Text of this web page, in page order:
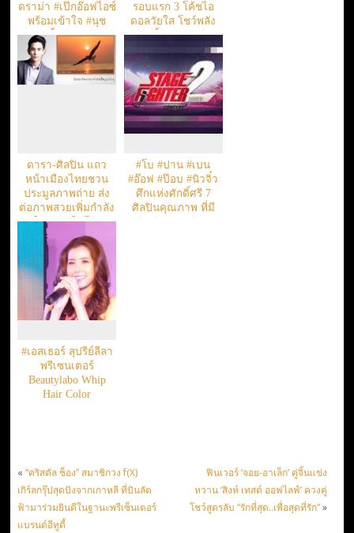
ดราม่า #เป๊กอ๊อฟไอซ์
พร้อมเข้าใจ #นุช
อย่างนี้สินะ #เมียรัก
#เมียหลง
รอบแรก 3 โค้ชไอ
ดอลวัยใส โชว์พลัง
เสียงขั้นเทพ!! เรียก
ดารา-ศิลปิน แถว
หน้าเมืองไทยชวน
ประมูลภาพถ่าย ส่ง
ต่อภาพสวยเพิ่มกำลัง
ใจผู้ป่วยในโรง
พยาบาล
#โบ #ปาน #เบน
#อ๊อฟ #ป๊อบ #นิวจิ๋ว
ศึกแห่งศักดิ์ศรี 7
ศิลปินคุณภาพ ที่มี
#เอสเธอร์ สุปรีย์ลีลา
พรีเซนเตอร์
Beautylabo Whip
Hair Color
« “คริสตัล ช็อง” สมาชิกวง f(X)
เกิร์ลกรุ๊ปสุดปังจากเกาหลี ที่บินลัด
ฟ้ามาร่วมยินดีในฐานะพรีเซ็นเตอร์
แบรนด์อีทูดี้
ฟินเวอร์ ‘จอย-อาเล็ก’ คู่จิ้นแข่ง
หวาน ‘สิงห์ เทสต์ ออฟไลฟ์’ ควงคู่
โชว์สูตรลับ “รักที่สุด..เพื่อสุดที่รัก”»